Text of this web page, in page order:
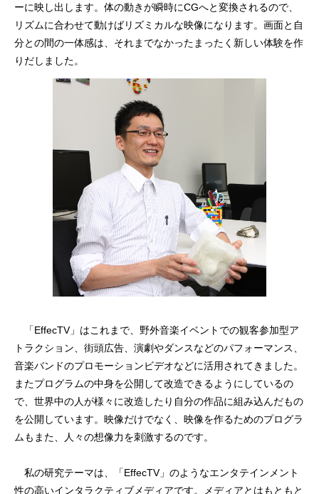
ーに映し出します。体の動きが瞬時にCGへと変換されるので、
リズムに合わせて動けばリズミカルな映像になります。画面と自
分との間の一体感は、それまでなかったまったく新しい体験を作
りだしました。
「EffecTV」はこれまで、野外音楽イベントでの観客参加型ア
トラクション、街頭広告、演劇やダンスなどのパフォーマンス、
音楽バンドのプロモーションビデオなどに活用されてきました。
またプログラムの中身を公開して改造できるようにしているの
で、世界中の人が様々に改造したり自分の作品に組み込んだもの
を公開しています。映像だけでなく、映像を作るためのプログラ
ムもまた、人々の想像力を刺激するのです。
私の研究テーマは、「EffecTV」のようなエンタテインメント
性の高いインタラクティブメディアです。メディアとはもともと